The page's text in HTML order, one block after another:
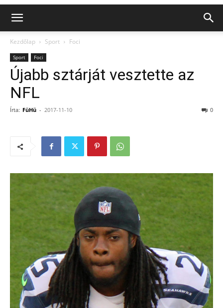
Kezdőlap Sport Foci
Sport Foci
Újabb sztárját vesztette az
NFL
Írta: FüHü - 2017-11-10 0